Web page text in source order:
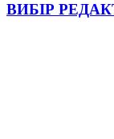
ВИБІР